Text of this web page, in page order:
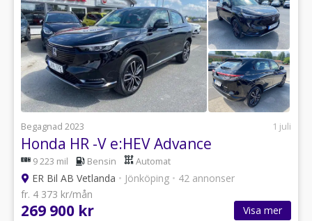
Begagnad 2023 1 juli
Honda HR -V e:HEV Advance
9 223 mil Bensin Automat
ER Bil AB Vetlanda • Jönköping • 42 annonser
fr. 4 373 kr/mån
269 900 kr Visa mer